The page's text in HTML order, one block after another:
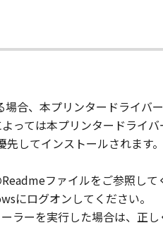
キヤノンのライセンサーの
ものではありません。
正、改変、逆コンパイル、
させてはなりません。
キヤノンのライセンサーの
合、本プリンタードライバ
っては本プリンタードライ
してインストールされます
ファイルをご参照して
にログオンしてください。
ラーを実行した場合は、正